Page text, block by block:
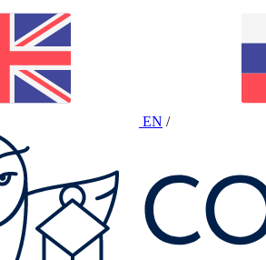
EN /